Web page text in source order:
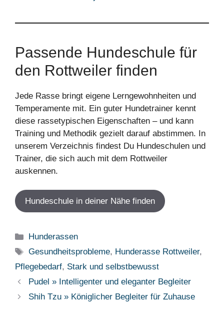
Passende Hundeschule für
den Rottweiler finden
Jede Rasse bringt eigene Lerngewohnheiten und
Temperamente mit. Ein guter Hundetrainer kennt
diese rassetypischen Eigenschaften – und kann
Training und Methodik gezielt darauf abstimmen. In
unserem Verzeichnis findest Du Hundeschulen und
Trainer, die sich auch mit dem Rottweiler
auskennen.
Hundeschule in deiner Nähe finden
Kategorien
Hunderassen
Schlagwörter
Gesundheitsprobleme, Hunderasse Rottweiler,
Pflegebedarf, Stark und selbstbewusst
Pudel » Intelligenter und eleganter Begleiter
Shih Tzu » Königlicher Begleiter für Zuhause